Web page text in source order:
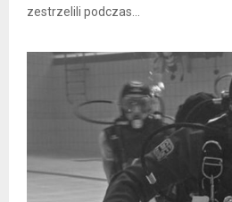
zestrzelili podczas...